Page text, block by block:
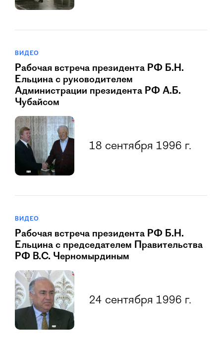
ВИДЕО
Рабочая встреча президента РФ Б.Н.
Ельцина с руководителем
Администрации президента РФ А.Б.
Чубайсом
18 сентября 1996 г.
ВИДЕО
Рабочая встреча президента РФ Б.Н.
Ельцина с председателем Правительства
РФ В.С. Черномырдиным
24 сентября 1996 г.